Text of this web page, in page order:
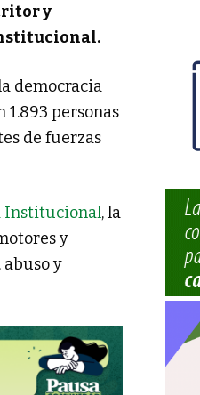
y
democracia
personas
de fuerzas
Institucional, la
y
abuso y